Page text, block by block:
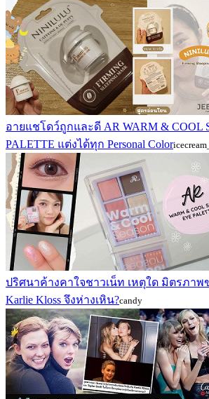
อายแชโดว์ถูกและดี AR WARM & COOL
PALETTE แต่งได้ทุก Personal Color
ปริศนาค้างคาใจชาวเน็ท เหตุใด มิตรภาพ
Karlie Kloss จึงห่างเหิน?candy